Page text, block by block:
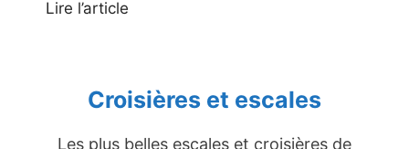
Lire l’article
Croisières et escales
Les plus belles escales et croisières de